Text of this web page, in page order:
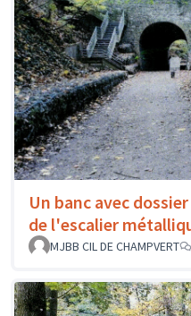
Un banc avec
de l'escalier
MJBB CIL DE CHAMPVERT